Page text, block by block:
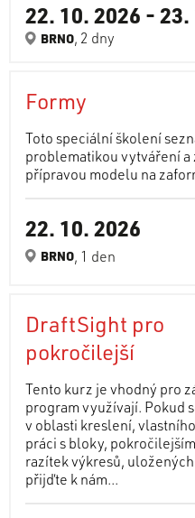
22. 10. 2026 -23.
BRNO, 2 dny
Formy
Toto speciální školení
problematikou vytváření a
přípravou modelu na
22. 10. 2026
BRNO, 1 den
DraftSight pro
pokročilejší
Tento kurz je vhodný pro
program využívají. Pokud
v oblasti kreslení,
práci s bloky,
razítek výkresů,
přijďte k nám...